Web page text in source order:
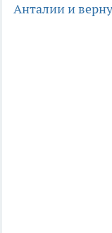
Анталии и